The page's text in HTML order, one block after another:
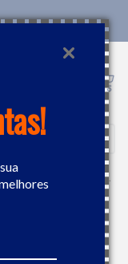
CHAVE PARA TUBO 48" TRAMONTINA 44021048